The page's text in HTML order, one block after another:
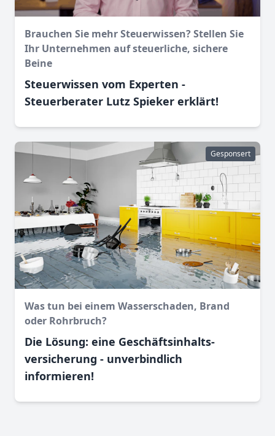
Brauchen Sie mehr Steuerwissen? Stellen Sie
Ihr Unternehmen auf steuerliche, sichere
Beine
Steuerwissen vom Experten -
Steuerberater Lutz Spieker erklärt!
Gesponsert
Was tun bei einem Wasser­schaden, Brand
oder Rohr­bruch?
Die Lösung: eine Geschäftsinhalts­
versicherung - unverbindlich
informieren!